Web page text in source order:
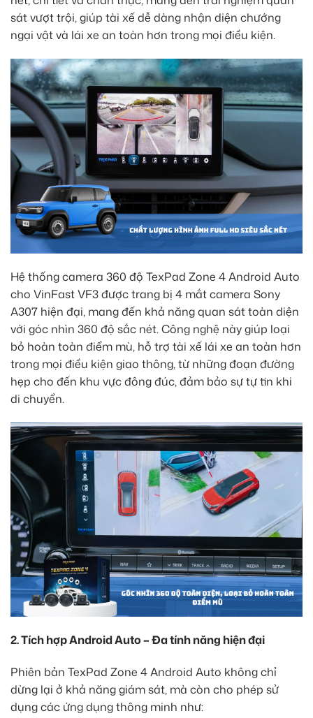
sát vượt trội, giúp tài xế dễ dàng nhận diện chướng
ngại vật và lái xe an toàn hơn trong mọi điều kiện.
Hệ thống camera 360 độ TexPad Zone 4 Android Auto
cho VinFast VF3 được trang bị 4 mắt camera Sony
A307 hiện đại, mang đến khả năng quan sát toàn diện
với góc nhìn 360 độ sắc nét. Công nghệ này giúp loại
bỏ hoàn toàn điểm mù, hỗ trợ tài xế lái xe an toàn hơn
trong mọi điều kiện giao thông, từ những đoạn đường
hẹp cho đến khu vực đông đúc, đảm bảo sự tự tin khi
di chuyển.
2. Tích hợp Android Auto – Đa tính năng hiện đại
Phiên bản TexPad Zone 4 Android Auto không chỉ
dừng lại ở khả năng giám sát, mà còn cho phép sử
dụng các ứng dụng thông minh như: